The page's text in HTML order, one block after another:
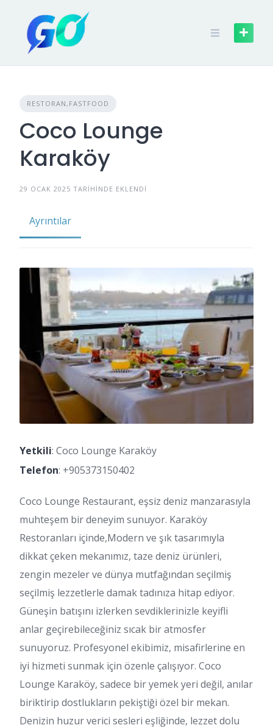
RESTORAN,FASTFOOD
Coco Lounge
Karaköy
29 OCAK 2025 TARIHINDE EKLENDI
Ayrıntılar
Yetkili: Coco Lounge Karaköy
Telefon: +905373150402
Coco Lounge Restaurant, eşsiz deniz manzarasıyla
muhteşem bir deneyim sunuyor. Karaköy
Restoranları içinde,Modern ve şık tasarımıyla
dikkat çeken mekanımız, taze deniz ürünleri,
zengin mezeler ve dünya mutfağından seçilmiş
seçilmiş lezzetlerle damak tadınıza hitap ediyor.
Güneşin batışını izlerken sevdiklerinizle keyifli
anlar geçirebileceğiniz sıcak bir atmosfer
sunuyoruz. Profesyonel ekibimiz, misafirlerine en
iyi hizmeti sunmak için özenle çalışıyor. Coco
Lounge Karaköy, sadece bir yemek yeri değil, anılar
biriktirip dostlukların pekiştiği özel bir mekan.
Denizin huzur verici sesleri eşliğinde, lezzet dolu